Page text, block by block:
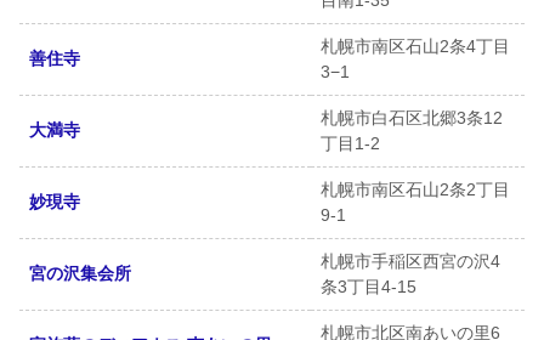
善住寺
札幌市南区石山2条4丁目
3−1
大満寺
札幌市白石区北郷3条12
丁目1-2
妙現寺
札幌市南区石山2条2丁目
9-1
宮の沢集会所
札幌市手稲区西宮の沢4
条3丁目4-15
札幌市北区南あいの里6